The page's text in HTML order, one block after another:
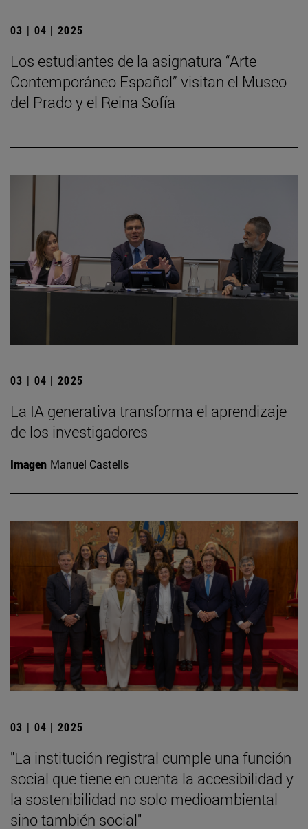
03 | 04 | 2025
Los estudiantes de la asignatura “Arte
Contemporáneo Español” visitan el Museo
del Prado y el Reina Sofía
03 | 04 | 2025
La IA generativa transforma el aprendizaje
de los investigadores
Imagen Manuel Castells
03 | 04 | 2025
"La institución registral cumple una función
social que tiene en cuenta la accesibilidad y
la sostenibilidad no solo medioambiental
sino también social"